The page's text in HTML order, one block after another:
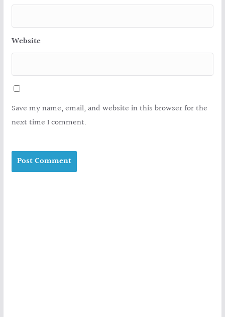
Website
Save my name, email, and website in this browser for the
next time I comment.